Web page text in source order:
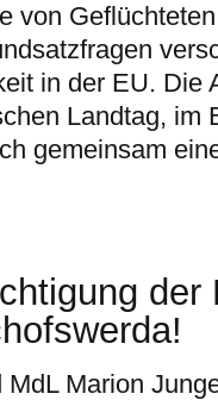
von
in der EU. Die
Landtag, im
gemeinsam
der
Marion